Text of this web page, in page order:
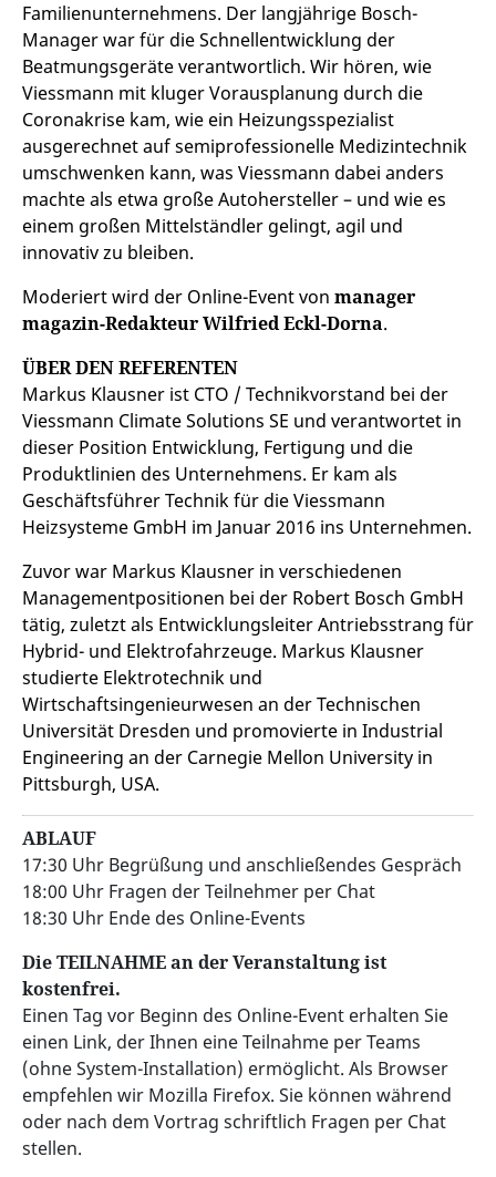
Familienunternehmens. Der langjährige Bosch-
Manager war für die Schnellentwicklung der
Beatmungsgeräte verantwortlich. Wir hören, wie
Viessmann mit kluger Vorausplanung durch die
Coronakrise kam, wie ein Heizungsspezialist
ausgerechnet auf semiprofessionelle Medizintechnik
umschwenken kann, was Viessmann dabei anders
machte als etwa große Autohersteller – und wie es
einem großen Mittelständler gelingt, agil und
innovativ zu bleiben.
Moderiert wird der Online-Event von manager
magazin-Redakteur Wilfried Eckl-Dorna.
ÜBER DEN REFERENTEN
Markus Klausner ist CTO / Technikvorstand bei der
Viessmann Climate Solutions SE und verantwortet in
dieser Position Entwicklung, Fertigung und die
Produktlinien des Unternehmens. Er kam als
Geschäftsführer Technik für die Viessmann
Heizsysteme GmbH im Januar 2016 ins Unternehmen.
Zuvor war Markus Klausner in verschiedenen
Managementpositionen bei der Robert Bosch GmbH
tätig, zuletzt als Entwicklungsleiter Antriebsstrang für
Hybrid- und Elektrofahrzeuge. Markus Klausner
studierte Elektrotechnik und
Wirtschaftsingenieurwesen an der Technischen
Universität Dresden und promovierte in Industrial
Engineering an der Carnegie Mellon University in
Pittsburgh, USA.
ABLAUF
17:30 Uhr Begrüßung und anschließendes Gespräch
18:00 Uhr Fragen der Teilnehmer per Chat
18:30 Uhr Ende des Online-Events
Die TEILNAHME an der Veranstaltung ist
kostenfrei.
Einen Tag vor Beginn des Online-Event erhalten Sie
einen Link, der Ihnen eine Teilnahme per Teams
(ohne System-Installation) ermöglicht. Als Browser
empfehlen wir Mozilla Firefox. Sie können während
oder nach dem Vortrag schriftlich Fragen per Chat
stellen.